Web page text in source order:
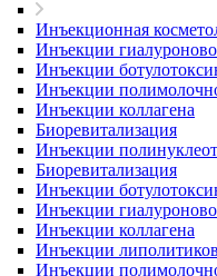
Инъекционная
Инъекции
Инъекции
Инъекции
Инъекции коллагена
Биоревитализация
Инъекции
Биоревитализация
Инъекции
Инъекции
Инъекции коллагена
Инъекции липолитиков
Инъекции